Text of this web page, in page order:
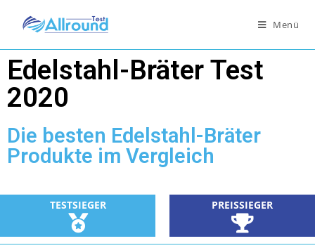
Menü
Edelstahl-Bräter Test
2020
Die besten Edelstahl-Bräter
Produkte im Vergleich
TESTSIEGER PREISSIEGER